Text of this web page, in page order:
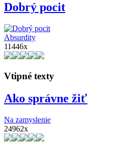
Dobrý pocit
Absurdity
11446x
Vtipné texty
Ako správne žiť
Na zamyslenie
24962x